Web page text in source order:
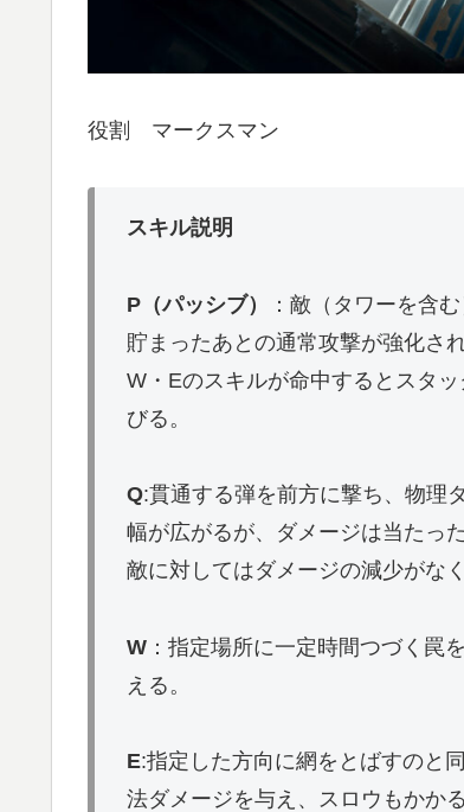
役割 マークスマン
スキル説明
P（パッシブ）
：敵（タワーを含
貯まったあとの通常攻撃が強化さ
W・Eのスキルが命中するとスタ
びる。
Q:貫通する弾を前方に撃ち、物理
幅が広がるが、ダメージは当たっ
敵に対してはダメージの減少がなく
W ：指定場所に一定時間つづく罠
える。
E:指定した方向に網をとばすのと
法ダメージを与え、スロウもかかる